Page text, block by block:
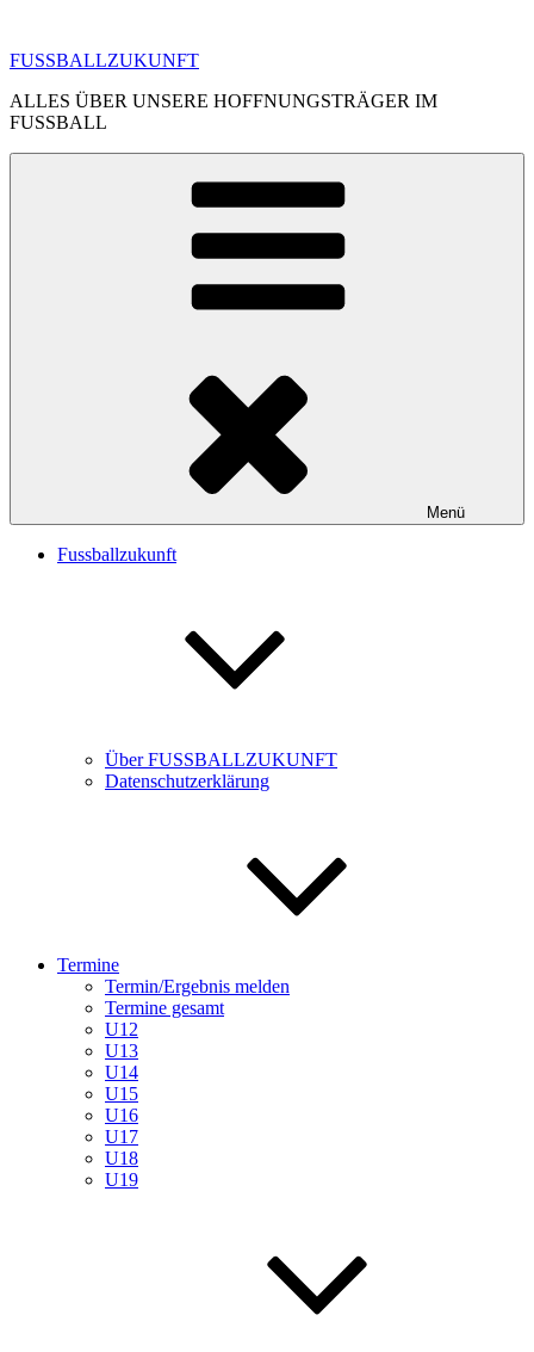
springen
FUSSBALLZUKUNFT
ALLES ÜBER UNSERE HOFFNUNGSTRÄGER IM
FUSSBALL
Menü
Fussballzukunft
Über FUSSBALLZUKUNFT
Datenschutzerklärung
Termine
Termin/Ergebnis melden
Termine gesamt
U12
U13
U14
U15
U16
U17
U18
U19